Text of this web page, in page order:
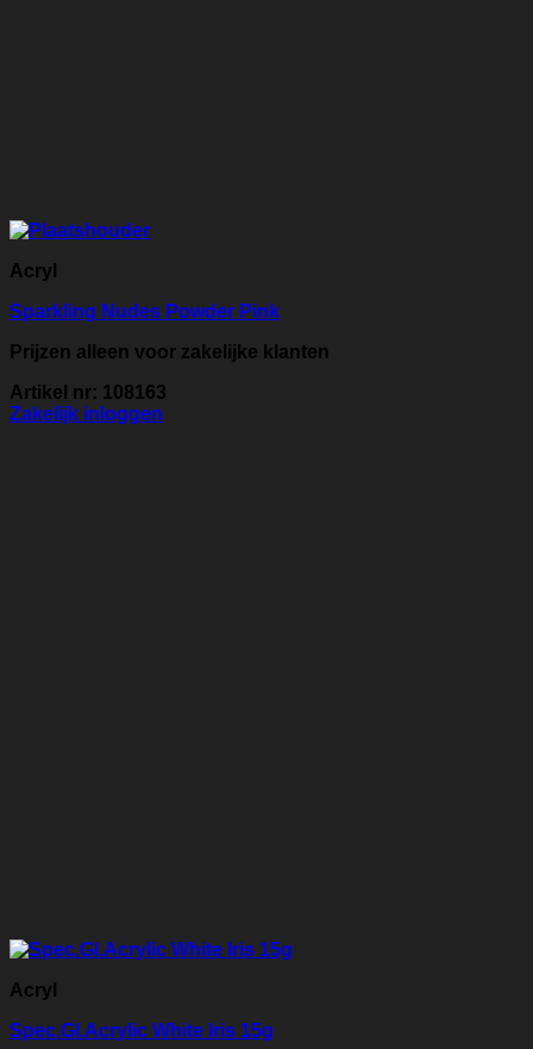
Acryl
Sparkling Nudes Powder Pink
Prijzen alleen voor zakelijke klanten
Artikel nr: 108163
Zakelijk inloggen
Acryl
Spec.Gl.Acrylic White Iris 15g